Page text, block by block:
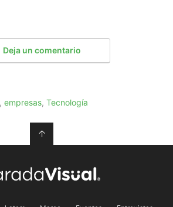
Deja un comentario
, empresas, Tecnología
↑